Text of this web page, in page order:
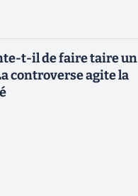
t-il de faire taire un
controverse agite la